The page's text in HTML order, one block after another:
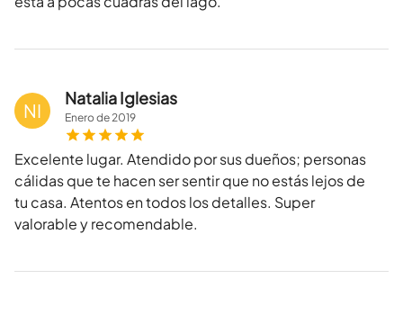
NI
Natalia Iglesias
Enerode2019
Excelente lugar. Atendido por sus dueños; personas
cálidas que te hacen ser sentir que no estás lejos de
tu casa. Atentos en todos los detalles. Super
valorable y recomendable.